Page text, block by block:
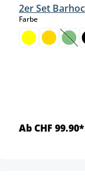
2er Set
Farbeauswählen
Ab CHF 99.90*